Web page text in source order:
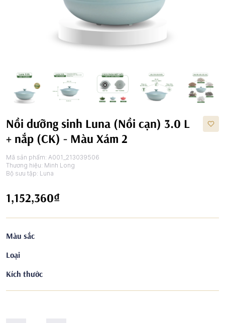
Nồi dưỡng sinh Luna (Nồi cạn) 3.0 L
+ nắp (CK) - Màu Xám 2
Mã sản phẩm: A001_213039506
Thương hiệu: Minh Long
Bộ sưu tập: Luna
1,152,360₫
Màu sắc
Loại
Kích thước